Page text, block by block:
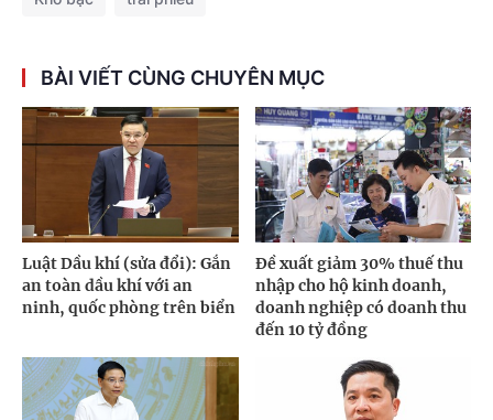
BÀI VIẾT CÙNG CHUYÊN MỤC
Luật Dầu khí (sửa đổi): Gắn
an toàn dầu khí với an
ninh, quốc phòng trên biển
Đề xuất giảm 30% thuế thu
nhập cho hộ kinh doanh,
doanh nghiệp có doanh thu
đến 10 tỷ đồng